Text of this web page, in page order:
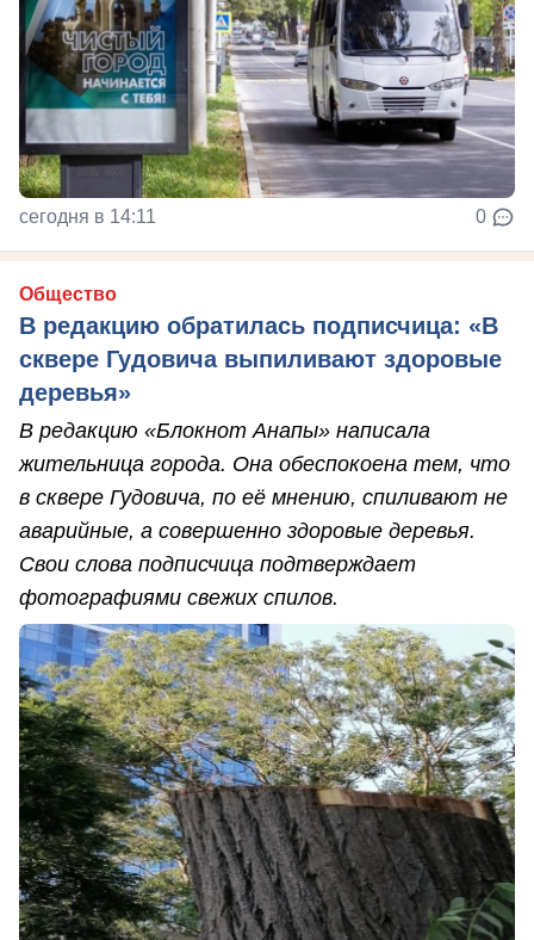
сегодня в 14:11 0
Общество
В редакцию обратилась подписчица: «В
сквере Гудовича выпиливают здоровые
деревья»
В редакцию «Блокнот Анапы» написала
жительница города. Она обеспокоена тем, что
в сквере Гудовича, по её мнению, спиливают не
аварийные, а совершенно здоровые деревья.
Свои слова подписчица подтверждает
фотографиями свежих спилов.